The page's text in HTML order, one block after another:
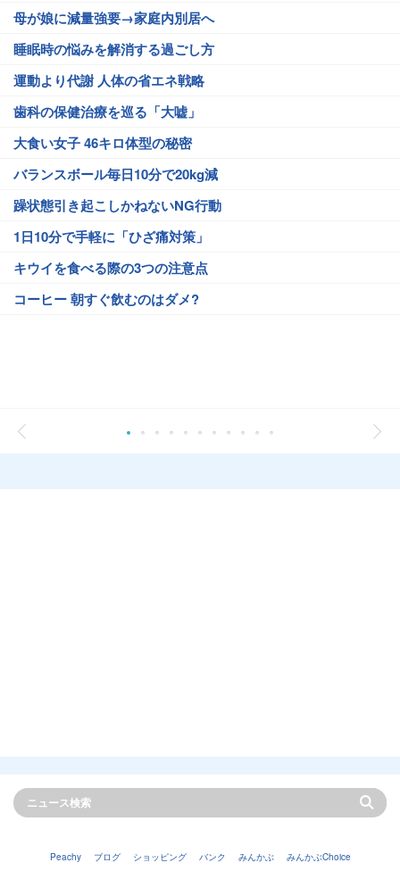
母が娘に減量強要→家庭内別居へ
睡眠時の悩みを解消する過ごし方
運動より代謝 人体の省エネ戦略
歯科の保健治療を巡る「大嘘」
大食い女子 46キロ体型の秘密
バランスボール毎日10分で20kg減
躁状態引き起こしかねないNG行動
1日10分で手軽に「ひざ痛対策」
キウイを食べる際の3つの注意点
コーヒー 朝すぐ飲むのはダメ?
Peachy ブログ ショッピング バンク みんかぶ みんかぶChoice